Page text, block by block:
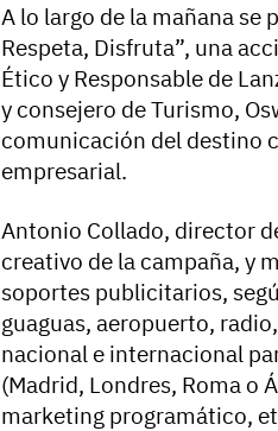
A lo largo de la mañana
Respeta, Disfruta”, una
Ético y Responsable de
y consejero de Turismo,
comunicación del destino
empresarial.
Antonio Collado, director
creativo de la campaña, y
soportes publicitarios,
guaguas, aeropuerto,
nacional e internacional
(Madrid, Londres, Roma o
marketing programático,